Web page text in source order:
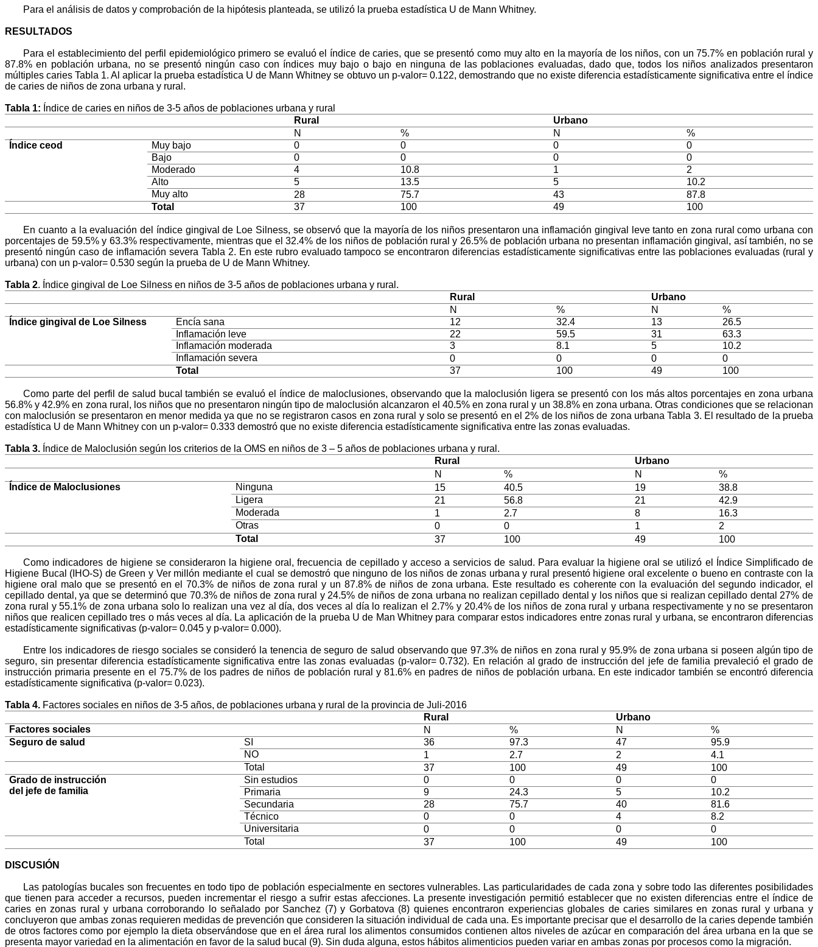
Para el análisis de datos y comprobación de la hipótesis planteada, se utilizó la prueba estadística U de Mann Whitney.
RESULTADOS
Para el establecimiento del perfil epidemiológico primero se evaluó el índice de caries, que se presentó como muy alto en la mayoría de los niños, con un 75.7% en población rural y
87.8% en población urbana, no se presentó ningún caso con índices muy bajo o bajo en ninguna de las poblaciones evaluadas, dado que, todos los niños analizados presentaron
múltiples caries Tabla 1. Al aplicar la prueba estadística U de Mann Whitney se obtuvo un p-valor= 0.122, demostrando que no existe diferencia estadísticamente significativa entre el índice
de caries de niños de zona urbana y rural.
Tabla 1: Índice de caries en niños de 3-5 años de poblaciones urbana y rural
Rural
Urbano
N
% N
%
Índice ceod
Muy bajo 0 0 0
0
Bajo
0 0 0
0
Moderado
4 10.8 1
2
Alto
5 13.5 5
10.2
Muy alto
28 75.7 43
87.8
Total
37 100 49 100
En cuanto a la evaluación del índice gingival de Loe Silness, se observó que la mayoría de los niños presentaron una inflamación gingival leve tanto en zona rural como urbana con
porcentajes de 59.5% y 63.3% respectivamente, mientras que el 32.4% de los niños de población rural y 26.5% de población urbana no presentan inflamación gingival, así también, no se
presentó ningún caso de inflamación severa Tabla 2. En este rubro evaluado tampoco se encontraron diferencias estadísticamente significativas entre las poblaciones evaluadas (rural y
urbana) con un p-valor= 0.530 según la prueba de U de Mann Whitney.
Tabla 2. Índice gingival de Loe Silness en niños de 3-5 años de poblaciones urbana y rural .
Rural
Urbano
N
% N
%
Índice gingival de Loe Silness
Encía sana 12 32.4 13
26.5
Inflamación leve
22 59.5 31
63.3
Inflamación moderada
3 8.1 5
10.2
Inflamación severa
0 0 0
0
Total
37 100 49 100
Como parte del perfil de salud bucal también se evaluó el índice de maloclusiones, observando que la maloclusión ligera se presentó con los más altos porcentajes en zona urbana
56.8% y 42.9% en zona rural, los niños que no presentaron ningún tipo de maloclusión alcanzaron el 40.5% en zona rural y un 38.8% en zona urbana. Otras condiciones que se relacionan
con maloclusión se presentaron en menor medida ya que no se registraron casos en zona rural y solo se presentó en el 2% de los niños de zona urbana Tabla 3. El resultado de la prueba
estadística U de Mann Whitney con un p-valor= 0.333 demostró que no existe diferencia estadísticamente significativa entre las zonas evaluadas.
Tabla 3. Índice de Maloclusión según los criterios de la OMS en niños de 3 – 5 años de poblaciones urbana y rural .
Rural
Urbano
N
% N
%
Índice de Maloclusiones
Ninguna 15 40.5 19
38.8
Ligera
21 56.8 21
42.9
Moderada
1 2.7 8
16.3
Otras
0 0 1
2
Total
37 100 49 100
Como indicadores de higiene se consideraron la higiene oral, frecuencia de cepillado y acceso a servicios de salud. Para evaluar la higiene oral se utilizó el Índice Simplificado de
Higiene Bucal (IHO-S) de Green y Ver millón mediante el cual se demostró que ninguno de los niños de zonas urbana y rural presentó higiene oral excelente o bueno en contraste con la
higiene oral malo que se presentó en el 70.3% de niños de zona rural y un 87.8% de niños de zona urbana. Este resultado es coherente con la evaluación del segundo indicador, el
cepillado dental, ya que se determinó que 70.3% de niños de zona rural y 24.5% de niños de zona urbana no realizan cepillado dental y los niños que si realizan cepillado dental 27% de
zona rural y 55.1% de zona urbana solo lo realizan una vez al día, dos veces al día lo realizan el 2.7% y 20.4% de los niños de zona rural y urbana respectivamente y no se presentaron
niños que realicen cepillado tres o más veces al día. La aplicación de la prueba U de Man Whitney para comparar estos indicadores entre zonas rural y urbana, se encontraron diferencias
estadísticamente significativas (p-valor= 0.045 y p-valor= 0.000).
Entre los indicadores de riesgo sociales se consideró la tenencia de seguro de salud observando que 97.3% de niños en zona rural y 95.9% de zona urbana si poseen algún tipo de
seguro, sin presentar diferencia estadísticamente significativa entre las zonas evaluadas (p-valor= 0.732). En relación al grado de instrucción del jefe de familia prevaleció el grado de
instrucción primaria presente en el 75.7% de los padres de niños de población rural y 81.6% en padres de niños de población urbana. En este indicador también se encontró diferencia
estadísticamente significativa (p-valor= 0.023).
Tabla 4. Factores sociales en niños de 3-5 años, de poblaciones urbana y rural de la provincia de Juli-2016
Rural
Urbano
Factores sociales
N % N
%
Seguro de salud
SI 36 97.3 47
95.9
NO
1 2.7 2
4.1
Total
37 100 49
100
Grado de instrucción
del jefe de familia
Sin estudios 0 0 0
0
Primaria
9 24.3 5
10.2
Secundaria
28 75.7 40
81.6
Técnico
0 0 4
8.2
Universitaria
0 0 0
0
Total
37 100 49 100
DISCUSIÓN
Las patologías bucales son frecuentes en todo tipo de población especialmente en sectores vulnerables. Las particularidades de cada zona y sobre todo las diferentes posibilidades
que tienen para acceder a recursos, pueden incrementar el riesgo a sufrir estas afecciones. La presente investigación permitió establecer que no existen diferencias entre el índice de
caries en zonas rural y urbana corroborando lo señalado por Sanchez (7) y Gorbatova (8) quienes encontraron experiencias globales de caries similares en zonas rural y urbana y
concluyeron que ambas zonas requieren medidas de prevención que consideren la situación individual de cada una. Es importante precisar que el desarrollo de la caries depende también
de otros factores como por ejemplo la dieta observándose que en el área rural los alimentos consumidos contienen altos niveles de azúcar en comparación del área urbana en la que se
presenta mayor variedad en la alimentación en favor de la salud bucal (9). Sin duda alguna, estos hábitos alimenticios pueden variar en ambas zonas por procesos como la migración.